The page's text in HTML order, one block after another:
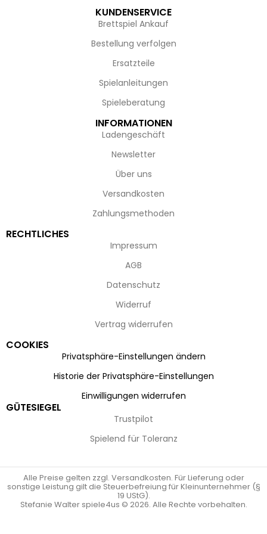
KUNDENSERVICE
Brettspiel Ankauf
Bestellung verfolgen
Ersatzteile
Spielanleitungen
Spieleberatung
INFORMATIONEN
Ladengeschäft
Newsletter
Über uns
Versandkosten
Zahlungsmethoden
RECHTLICHES
Impressum
AGB
Datenschutz
Widerruf
Vertrag widerrufen
COOKIES
Privatsphäre-Einstellungen ändern
Historie der Privatsphäre-Einstellungen
Einwilligungen widerrufen
GÜTESIEGEL
Trustpilot
Spielend für Toleranz
Alle Preise gelten zzgl. Versandkosten. Für Lieferung oder
sonstige Leistung gilt die Steuerbefreiung für Kleinunternehmer (§
19 UStG).
Stefanie Walter spiele4us © 2026. Alle Rechte vorbehalten.